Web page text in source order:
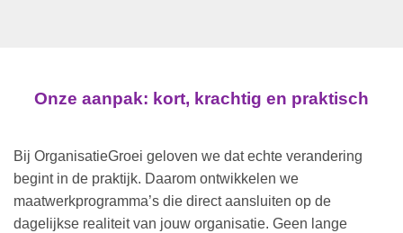
Onze aanpak: kort, krachtig en praktisch
Bij OrganisatieGroei geloven we dat echte verandering
begint in de praktijk. Daarom ontwikkelen we
maatwerkprogramma’s die direct aansluiten op de
dagelijkse realiteit van jouw organisatie. Geen lange